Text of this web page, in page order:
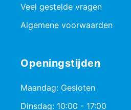
Veel gestelde vragen
Algemene voorwaarden
Openingstijden
Maandag: Gesloten
Dinsdag: 10:00 - 17:00